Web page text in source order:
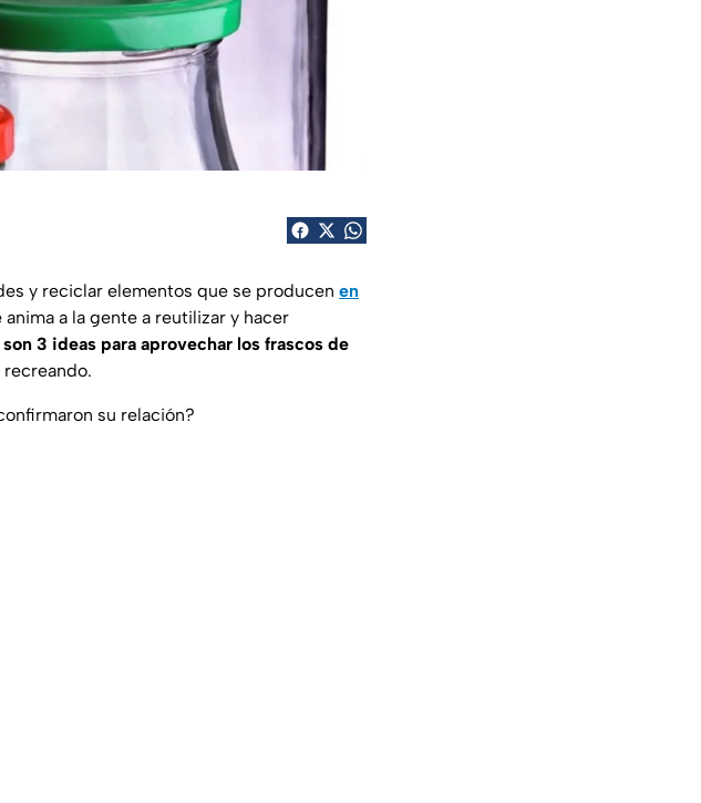
y reciclar elementos que se producen en
a la gente a reutilizar y hacer
3 ideas para aprovechar los frascos de
su relación?